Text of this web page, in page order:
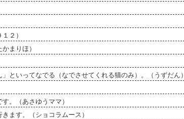
２）
まりほ）
といってなでる（なでさせてくれる猫のみ）。（うずだん）
。（あさゆうママ）
ます。（ショコラムース）